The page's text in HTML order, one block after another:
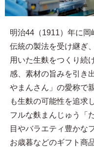
明治44（1911）年に
伝統の製法を受け継ぎ
用いた生麩をつくり続
感、素材の旨みを引き
やまんさん」の愛称で
も生麩の可能性を追求
フルな麩まんじゅう「
目やバラエティ豊かな
お歳暮などのギフト商